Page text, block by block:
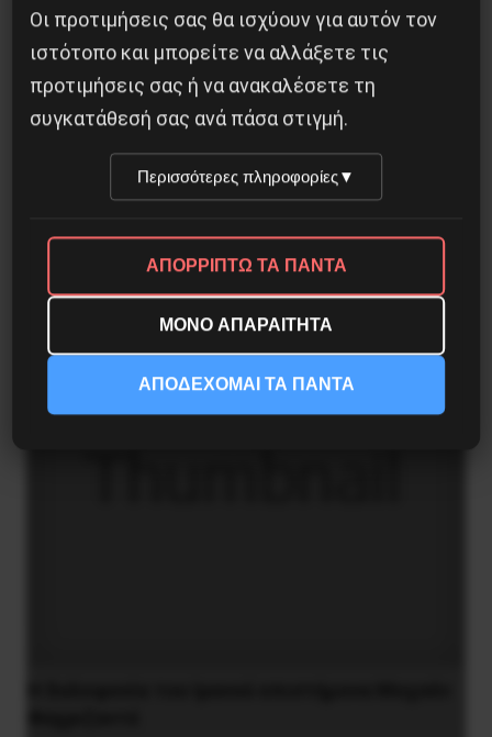
Το φασιστικό πραξικόπημα του ΝΑΤΟ και η
Οι προτιμήσεις σας θα ισχύουν για αυτόν τον
ιστότοπο και μπορείτε να αλλάξετε τις
προτιμήσεις σας ή να ανακαλέσετε τη
συγκατάθεσή σας ανά πάσα στιγμή.
Περισσότερες πληροφορίες▼
ΑΠΟΡΡΙΠΤΩ ΤΑ ΠΑΝΤΑ
ΜΟΝΟ ΑΠΑΡΑΙΤΗΤΑ
ΑΠΟΔΕΧΟΜΑΙ ΤΑ ΠΑΝΤΑ